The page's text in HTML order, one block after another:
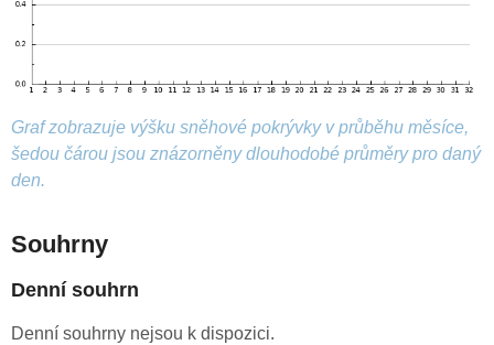
Graf zobrazuje výšku sněhové pokrývky v průběhu měsíce,
šedou čárou jsou znázorněny dlouhodobé průměry pro daný
den.
Souhrny
Denní souhrn
Denní souhrny nejsou k dispozici.